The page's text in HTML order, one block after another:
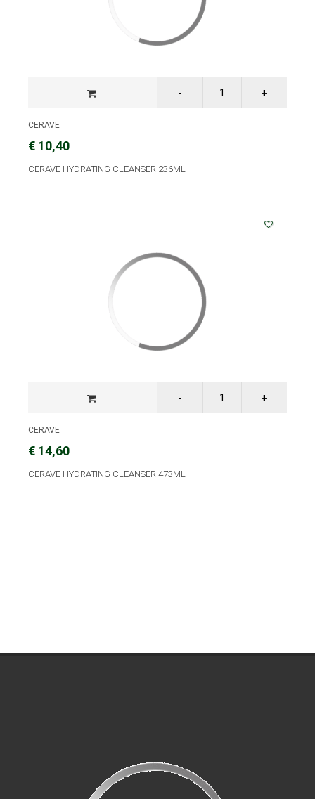
CERAVE
€ 10,40
CERAVE HYDRATING CLEANSER 236ML
CERAVE
€ 14,60
CERAVE HYDRATING CLEANSER 473ML